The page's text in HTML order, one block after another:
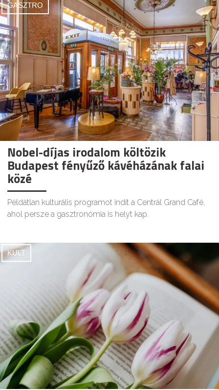
GASZTRO
Nobel-díjas irodalom költözik
Budapest fényűző kávéházának falai
közé
Példátlan kulturális programot indít a Centrál Grand Café,
ahol persze a gasztronómia is helyt kap.
KULT